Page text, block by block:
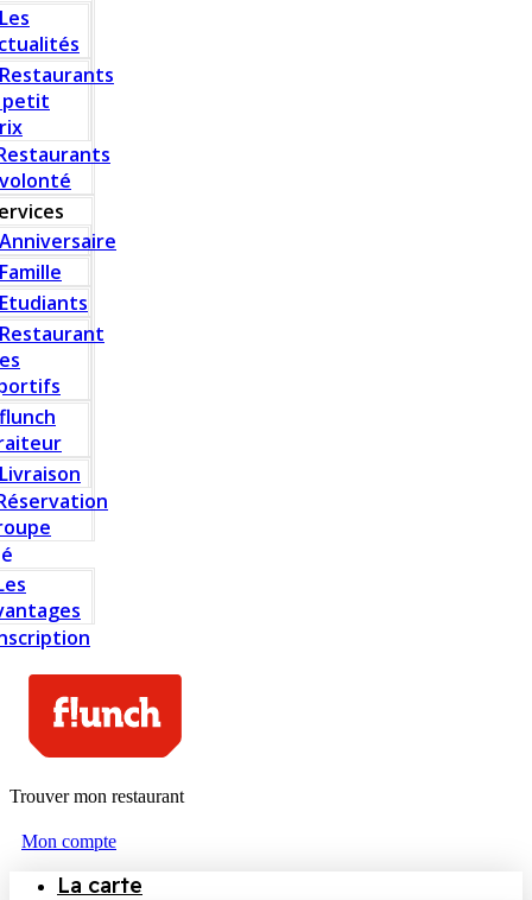
Les
Restaurants
petit
Anniversaire
Famille
Etudiants
Restaurant
flunch
Livraison
Trouver mon restaurant
Mon compte
La carte